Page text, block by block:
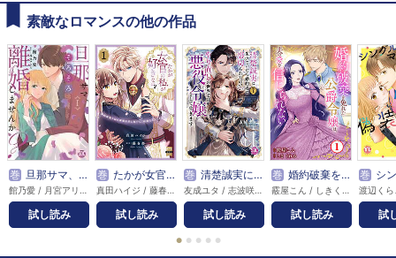
素敵なロマンスの他の作品
巻 旦那サマ、そろそろ離婚しませんか？【単行本版】
試し読み
巻 たかが女官の私が好きなの!? 婚約破棄された姫様を差し置いて、結婚なんてできません！【単行本版】
試し読み
巻 清楚誠実に生きていたら婚約者に裏切られたので、やり直しの世界では悪役令嬢として生きます【単行本版】
試し読み
巻 婚約破棄を免れた公爵令嬢は、夫の愛を信じられない
試し読み
巻 シングルマザーの
渡辺くら
試
● ● ● ● ●